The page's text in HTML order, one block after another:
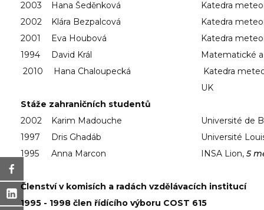
2003 Hana Šeděnková
Katedra
2002
Klára Bezpalcová
Katedra
2001
Eva Houbová
Katedra
1994
David Král
Matematické
2010
Hana Chaloupecká
Katedra
UK
Stáže zahraničních studentů
2002
Karim Madouche
Université de
1997
Dris Ghadáb
Université
1995
Anna Marcon INSA Lion, 5
Členství v komisích a radách vzdělávacích institucí
1995 - 1998 člen řídícího výboru COST 615